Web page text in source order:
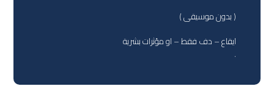
( بدون موسيقى )
ايقاع – دف فقط – او مؤثرات بشرية
.